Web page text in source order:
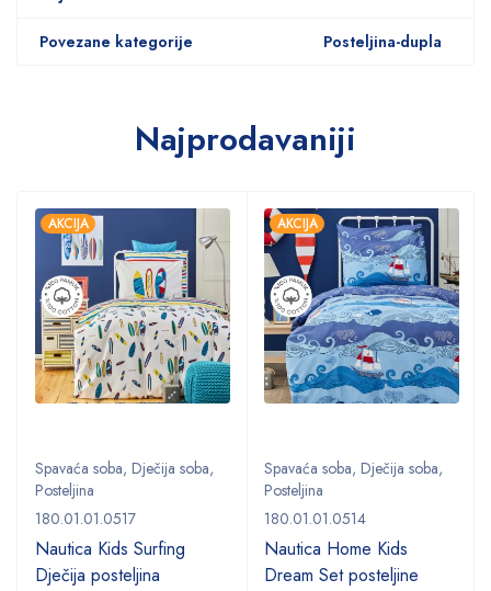
Povezane kategorije Posteljina-dupla
Najprodavaniji
AKCIJA
Spavaća soba, Dječija soba,
Posteljina
180.01.01.0517
Nautica Kids Surfing
Dječija posteljina
AKCIJA
Spavaća soba, Dječija soba,
Posteljina
180.01.01.0514
Nautica Home Kids
Dream Set posteljine